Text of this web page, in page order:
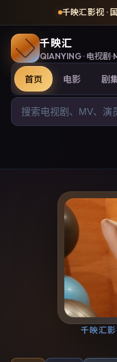
千映汇影视 ·
千映汇
QIANYING · 电视剧
首页 电影 剧
千映汇